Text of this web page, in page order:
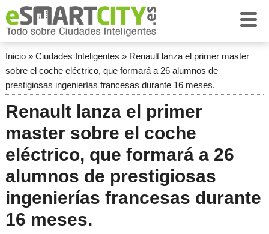
Inicio» Ciudades Inteligentes » Renault lanza el primer master
sobre el coche eléctrico, que formará a 26 alumnos de
prestigiosas ingenierías francesas durante 16 meses.
Renault lanza el primer
master sobre el coche
eléctrico, que formará a 26
alumnos de prestigiosas
ingenierías francesas durante
16 meses.